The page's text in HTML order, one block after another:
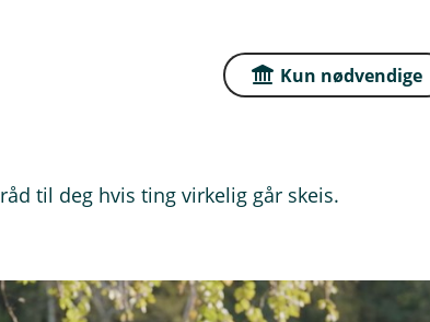
som gjelder om du havner i en tvist som
den som er mest omfattende.
og vil være føre var?Da kan du kjøpe
til deg hvis ting virkelig går skeis.
Kun nødvendige